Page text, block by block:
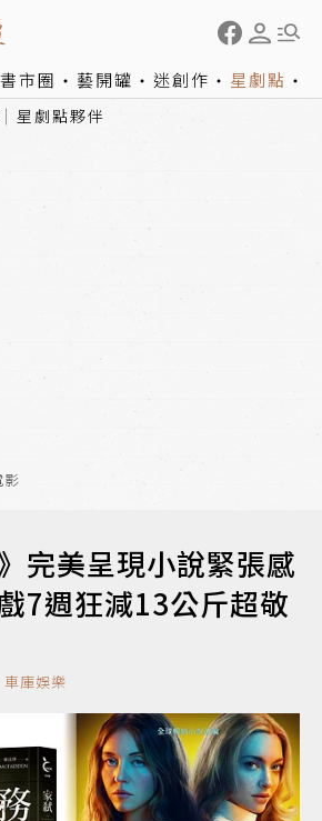
書市圈 藝開罐 迷創作 星劇點
星劇點夥伴
影
完美呈現小說緊張感
7週狂減13公斤超敬
車庫娛樂